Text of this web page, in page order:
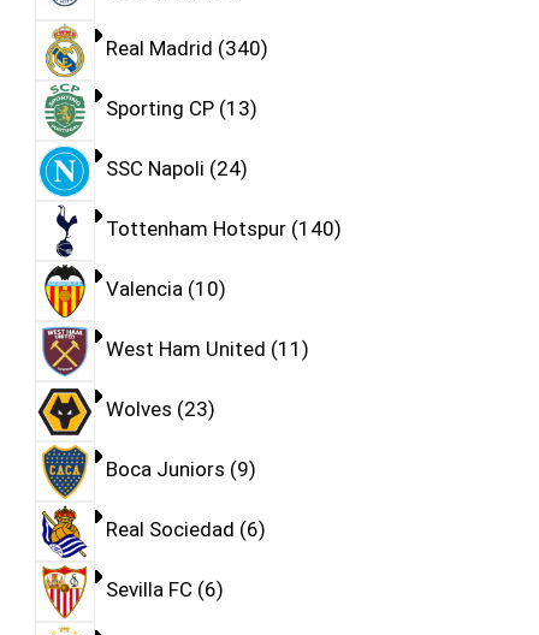
Real Madrid 340
Sporting CP 13
SSC Napoli 24
Tottenham Hotspur 140
Valencia 10
West Ham United 11
Wolves 23
Boca Juniors 9
Real Sociedad 6
Sevilla FC 6